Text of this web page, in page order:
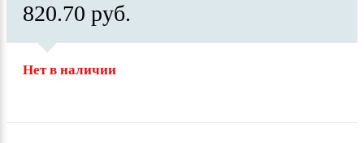
820.70 руб.
Нет в наличии